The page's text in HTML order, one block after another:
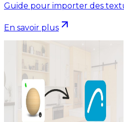
Guide pour importer des
En savoir plus